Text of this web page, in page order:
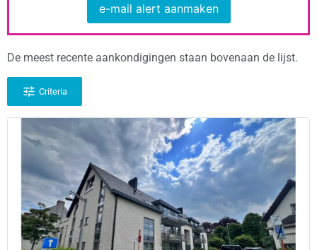
e-mail alert aanmaken
De meest recente aankondigingen staan bovenaan de lijst.
Criteria